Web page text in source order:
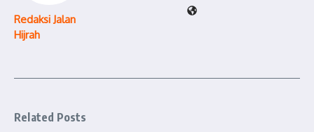
Redaksi Jalan
Hijrah
Related Posts